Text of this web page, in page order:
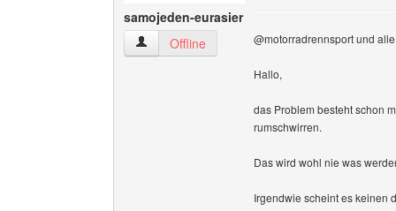
samojeden-eurasier
samojeden-eurasier Benutzer-Profile anzeigen
Offline @motorradrennsport und
Hallo,
das Problem besteht schon
rumschwirren.
Das wird wohl nie was
Irgendwie scheint es keinen